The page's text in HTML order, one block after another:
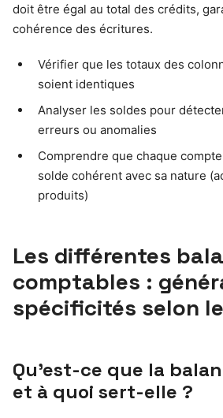
doit être égal au total des crédits,
cohérence des écritures.
Vérifier que les totaux des
soient identiques
Analyser les soldes pour
erreurs ou anomalies
Comprendre que chaque
solde cohérent avec sa nature
produits)
Les différentes
comptables :
spécificités selon
Qu’est-ce que la
et à quoi sert-elle ?